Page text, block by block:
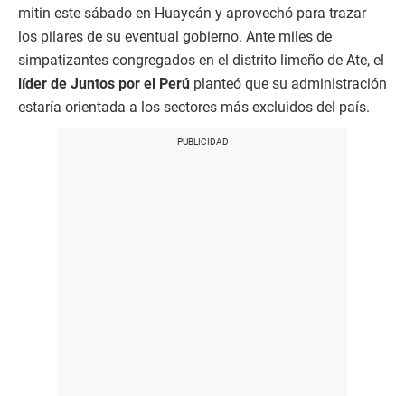
mitin este sábado en Huaycán y aprovechó para trazar
los pilares de su eventual gobierno. Ante miles de
simpatizantes congregados en el distrito limeño de Ate, el
líder de Juntos por el Perú planteó que su administración
estaría orientada a los sectores más excluidos del país.